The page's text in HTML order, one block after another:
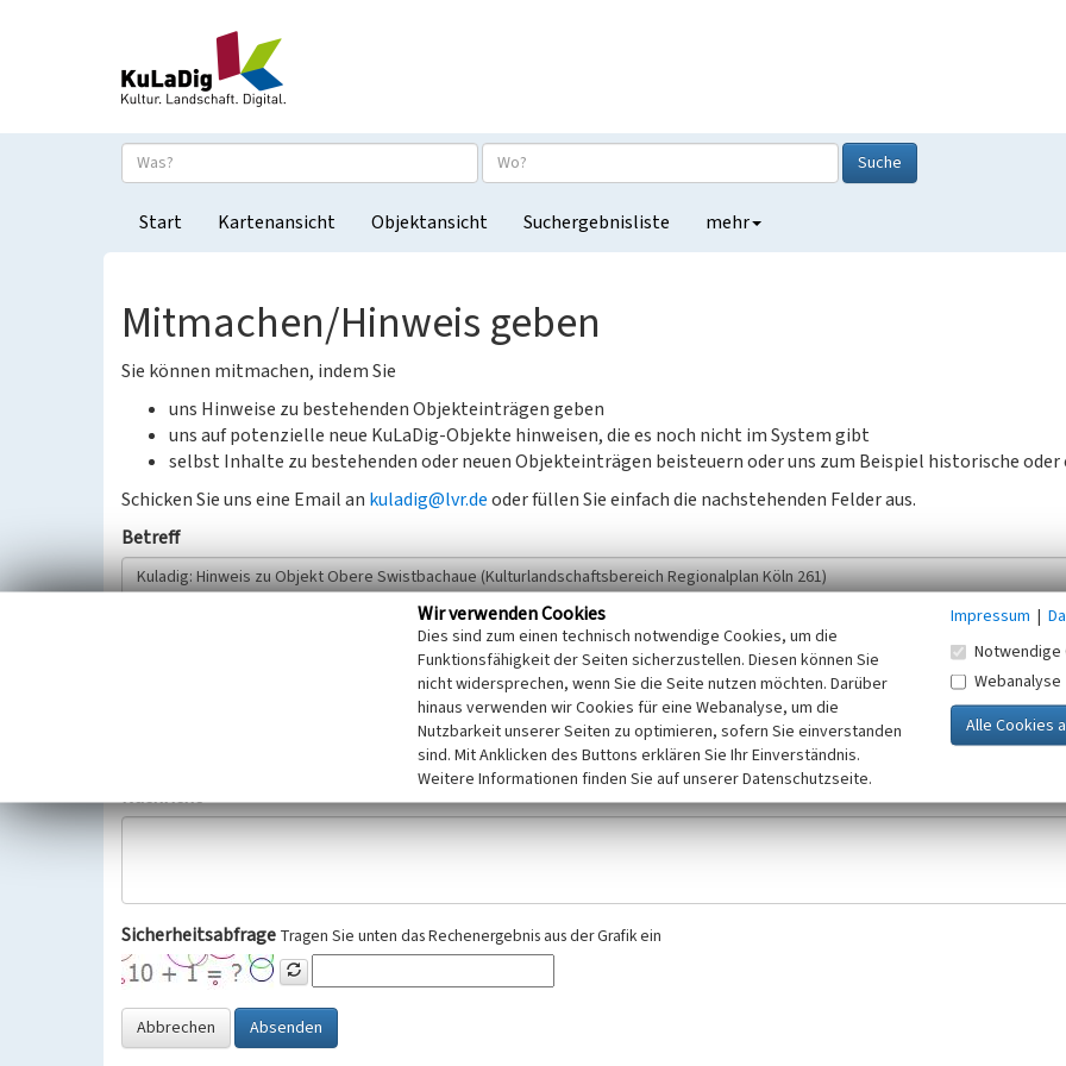
Suche
Start Kartenansicht Objektansicht Suchergebnisliste mehr
Mitmachen/Hinweis geben
Sie können mitmachen, indem Sie
uns Hinweise zu bestehenden Objekteinträgen geben
uns auf potenzielle neue KuLaDig-Objekte hinweisen, die es noch nicht im System gibt
selbst Inhalte zu bestehenden oder neuen Objekteinträgen beisteuern oder uns zum Beispiel historische oder
Schicken Sie uns eine Email an kuladig@lvr.deoder füllen Sie einfach die nachstehenden Felder aus.
Betreff
Wir bitten Sie um freiwillige Angabe Ihres Namens und Ihrer E-Mail-Adresse. Ihre Angaben werden ausschließlich im Rahmen der KuLaDig-
Selbstverständlich werden diese entsprechend der Vorschriften des Telemediengesetzes, des Datenschutzgesetzes NRW und der seit
Datenschutzgrundverordnung (EU-DSGVO) vertraulich behandelt, beachten Sie bitte unsere Hinweise zumDatenschutz
Nachricht
Sicherheitsabfrage Tragen Sie unten das Rechenergebnis aus der Grafik ein
Abbrechen Absenden
Wir verwenden Cookies
Dies sind zum einen technisch notwendige Cookies, um die
Funktionsfähigkeit der Seiten sicherzustellen. Diesen können Sie
nicht widersprechen, wenn Sie die Seite nutzen möchten. Darüber
hinaus verwenden wir Cookies für eine Webanalyse, um die
Nutzbarkeit unserer Seiten zu optimieren, sofern Sie einverstanden
sind. Mit Anklicken des Buttons erklären Sie Ihr Einverständnis.
Weitere Informationen finden Sie auf unserer Datenschutzseite.
Impressum |
Notwendige
Webanalyse